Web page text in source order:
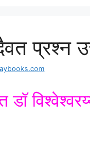
प्रश्न